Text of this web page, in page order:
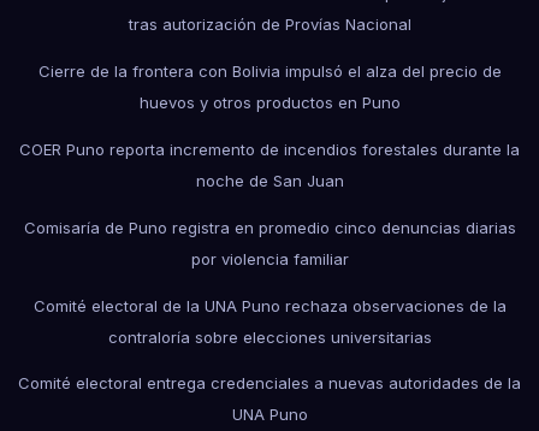
tras autorización de Provías Nacional
Cierre de la frontera con Bolivia impulsó el alza del precio de
huevos y otros productos en Puno
COER Puno reporta incremento de incendios forestales durante la
noche de San Juan
Comisaría de Puno registra en promedio cinco denuncias diarias
por violencia familiar
Comité electoral de la UNA Puno rechaza observaciones de la
contraloría sobre elecciones universitarias
Comité electoral entrega credenciales a nuevas autoridades de la
UNA Puno